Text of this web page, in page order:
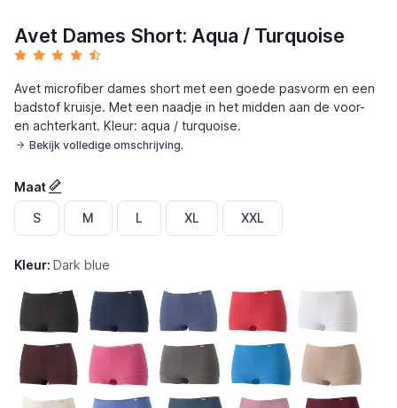
Avet Dames Short: Aqua / Turquoise
Avet microfiber dames short met een goede pasvorm en een
badstof kruisje. Met een naadje in het midden aan de voor-
en achterkant. Kleur: aqua / turquoise.
Bekijk volledige omschrijving.
Maat
S M L XL XXL
Kleur: Dark blue
Zwart Marineblauw Petrol Rood
Bruin Fuchsia Hemelsblauw